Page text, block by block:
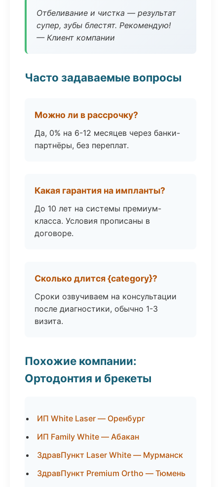
Отбеливание и чистка — результат
супер, зубы блестят. Рекомендую!
— Клиент компании
Часто задаваемые вопросы
Можно ли в рассрочку?
Да, 0% на 6-12 месяцев через банки-
партнёры, без переплат.
Какая гарантия на импланты?
До 10 лет на системы премиум-
класса. Условия прописаны в
договоре.
Сколько длится {category}?
Сроки озвучиваем на консультации
после диагностики, обычно 1-3
визита.
Похожие компании:
Ортодонтия и брекеты
ИП White Laser — Оренбург
ИП Family White — Абакан
ЗдравПункт Laser White — Мурманск
ЗдравПункт Premium Ortho — Тюмень